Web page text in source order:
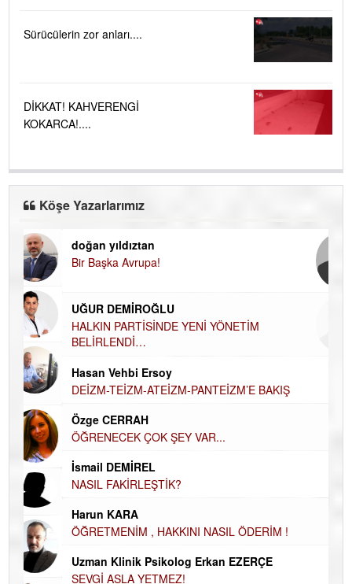
Sürücülerin zor anları....
DİKKAT! KAHVERENGİ
KOKARCA!....
Köşe Yazarlarımız
doğan yıldıztan
Bir Başka Avrupa!
UĞUR DEMİROĞLU
HALKIN PARTİSİNDE YENİ YÖNETİM
BELİRLENDİ…
Hasan Vehbi Ersoy
DEİZM-TEİZM-ATEİZM-PANTEİZM’E BAKIŞ
Özge CERRAH
ÖĞRENECEK ÇOK ŞEY VAR...
İsmail DEMİREL
NASIL FAKİRLEŞTİK?
Harun KARA
ÖĞRETMENİM , HAKKINI NASIL ÖDERİM !